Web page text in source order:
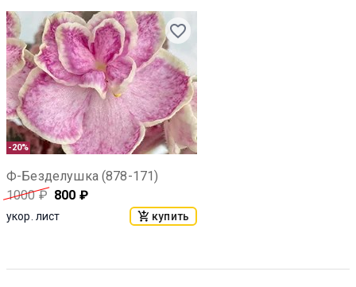
-20%
Ф-Безделушка (878-171)
1000₽ 800 ₽
укор. лист купить